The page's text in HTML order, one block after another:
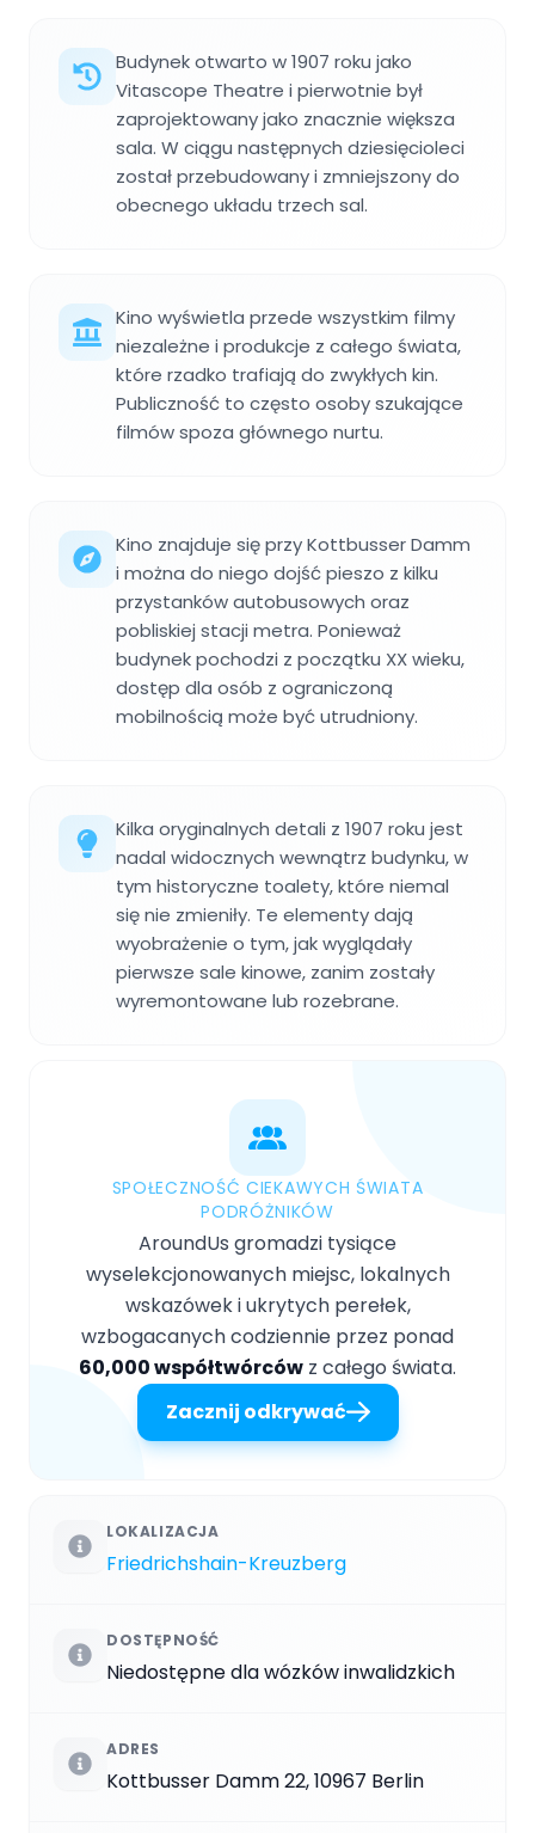
Budynek otwarto w 1907 roku jako
Vitascope Theatre i pierwotnie był
zaprojektowany jako znacznie większa
sala. W ciągu następnych dziesięcioleci
został przebudowany i zmniejszony do
obecnego układu trzech sal.
Kino wyświetla przede wszystkim filmy
niezależne i produkcje z całego świata,
które rzadko trafiają do zwykłych kin.
Publiczność to często osoby szukające
filmów spoza głównego nurtu.
Kino znajduje się przy Kottbusser Damm
i można do niego dojść pieszo z kilku
przystanków autobusowych oraz
pobliskiej stacji metra. Ponieważ
budynek pochodzi z początku XX wieku,
dostęp dla osób z ograniczoną
mobilnością może być utrudniony.
Kilka oryginalnych detali z 1907 roku jest
nadal widocznych wewnątrz budynku, w
tym historyczne toalety, które niemal
się nie zmieniły. Te elementy dają
wyobrażenie o tym, jak wyglądały
pierwsze sale kinowe, zanim zostały
wyremontowane lub rozebrane.
SPOŁECZNOŚĆ CIEKAWYCH ŚWIATA
PODRÓŻNIKÓW
AroundUs gromadzi tysiące
wyselekcjonowanych miejsc, lokalnych
wskazówek i ukrytych perełek,
wzbogacanych codziennie przez ponad
60,000 współtwórców z całego świata.
Zacznij odkrywać
LOKALIZACJA
Friedrichshain-Kreuzberg
DOSTĘPNOŚĆ
Niedostępne dla wózków inwalidzkich
ADRES
Kottbusser Damm 22, 10967 Berlin